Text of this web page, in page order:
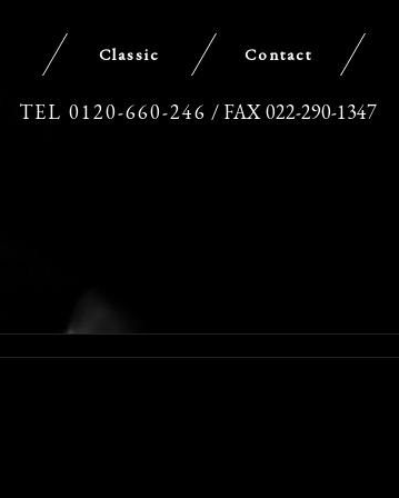
TEL 0120-660-246 / FAX 022-290-1347
Classic Contact